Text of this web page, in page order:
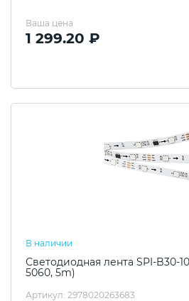
Ваша цена
1 299.20 ₽
В наличии
Светодиодная лента SPI-B30-
5060, 5m)
Артикул: 2978020263683